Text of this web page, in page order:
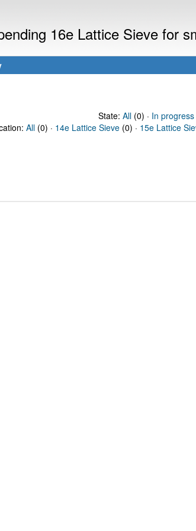
16e Lattice Sieve for
State: All(0) · In progress
All (0) · 14e Lattice Sieve (0) · 15e Lattice